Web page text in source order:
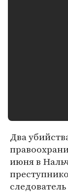
Два
июня в